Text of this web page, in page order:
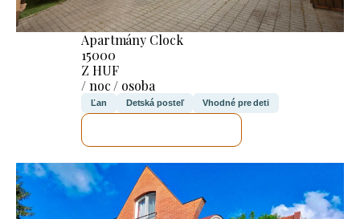
Apartmány Clock
15000
Z HUF
/ noc / osoba
Ľan Detská posteľ Vhodné pre deti